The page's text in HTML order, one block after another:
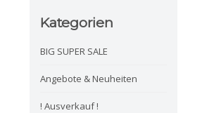
Kategorien
BIG SUPER SALE
Angebote & Neuheiten
! Ausverkauf !